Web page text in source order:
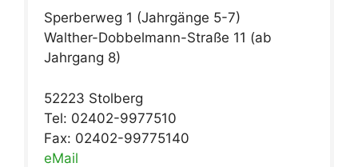
Sperberweg 1 (Jahrgänge 5-7)
Walther-Dobbelmann-Straße 11 (ab
Jahrgang 8)
52223 Stolberg
Tel: 02402-9977510
Fax: 02402-99775140
eMail